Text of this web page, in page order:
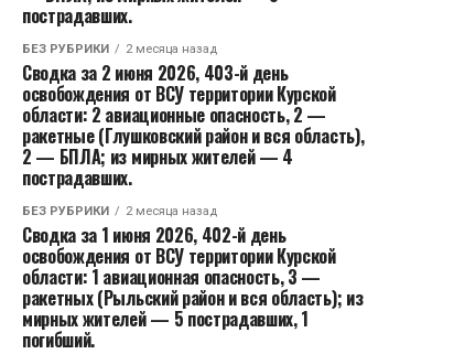
пострадавших.
БЕЗ РУБРИКИ 2 месяца назад
Сводка за 2 июня 2026, 403-й день
освобождения от ВСУ территории Курской
области: 2 авиационные опасность, 2 —
ракетные (Глушковский район и вся область),
2 — БПЛА; из мирных жителей — 4
пострадавших.
БЕЗ РУБРИКИ 2 месяца назад
Сводка за 1 июня 2026, 402-й день
освобождения от ВСУ территории Курской
области: 1 авиационная опасность, 3 —
ракетных (Рыльский район и вся область); из
мирных жителей — 5 пострадавших, 1
погибший.